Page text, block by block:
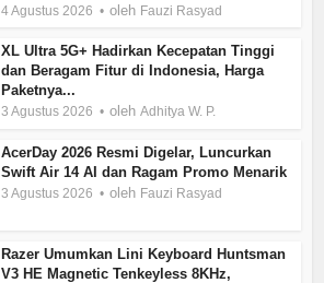
4 Agustus 2026 oleh Fauzi Rasyad
XL Ultra 5G+ Hadirkan Kecepatan Tinggi
dan Beragam Fitur di Indonesia, Harga
Paketnya...
3 Agustus 2026 olehAdhitya W. P.
AcerDay 2026 Resmi Digelar, Luncurkan
Swift Air 14 AI dan Ragam Promo Menarik
3 Agustus 2026 oleh Fauzi Rasyad
Razer Umumkan Lini Keyboard Huntsman
V3 HE Magnetic Tenkeyless 8KHz,